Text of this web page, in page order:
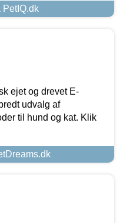
PetIQ.dk
ejet og drevet E-
udvalg af
til hund og kat. Klik